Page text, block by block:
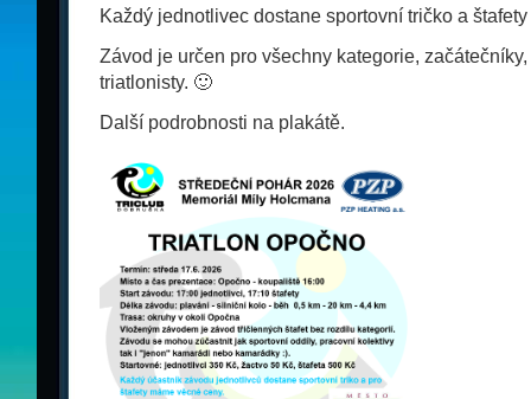
Každý jednotlivec dostane sportovní tričko a
Závod je určen pro všechny kategorie,
triatlonisty. 🙂
Další podrobnosti na plakátě.